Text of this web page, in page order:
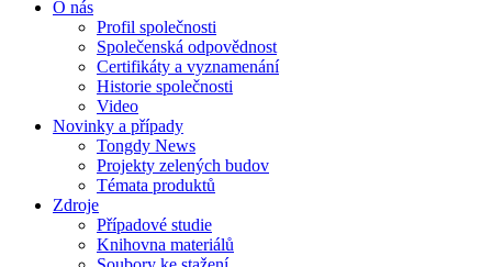
O nás
Profil společnosti
Společenská odpovědnost
Certifikáty a vyznamenání
Historie společnosti
Video
Novinky a případy
Tongdy News
Projekty zelených budov
Témata produktů
Zdroje
Případové studie
Knihovna materiálů